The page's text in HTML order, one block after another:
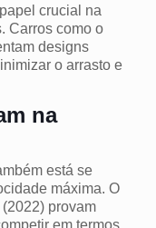
crucial na
Carros como o
designs
o arrasto e
na
está se
máxima. O
provam
em termos